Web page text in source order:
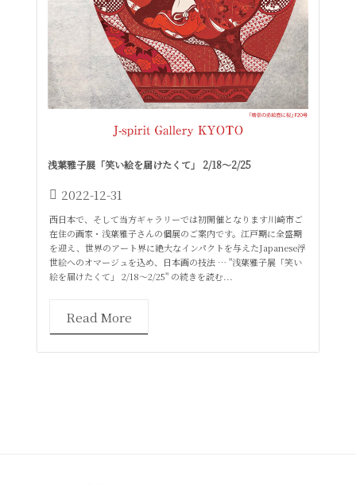
浅葉雅子展「笑い絵を届けたくて」 2/18〜2/25
2022-12-31
西日本で、そして当方ギャラリーでは初開催となります川崎市ご
在住の画家・浅葉雅子さんの個展のご案内です。江戸期に全盛期
を迎え、世界のアート界に絶大なインパクトを与えたJapanese浮
世絵へのオマージュを込め、日本画の技法 … "浅葉雅子展「笑い
絵を届けたくて」 2/18〜2/25" の続きを読む...
Read More